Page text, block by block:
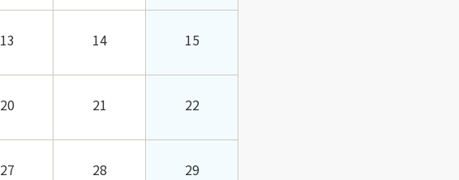
13 14 15
20 21 22
27 28 29